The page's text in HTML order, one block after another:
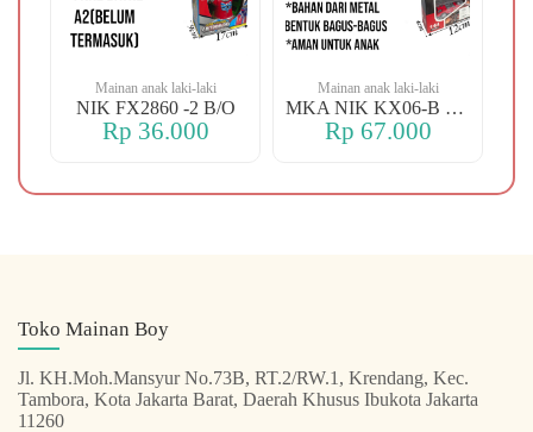
Mainan anak laki-laki
NIK FX2860 -2 B/O
Rp 36.000
Mainan anak laki-laki
MKA NIK KX06-B FREE
Rp 67.000
Toko Mainan Boy
Jl. KH.Moh.Mansyur No.73B, RT.2/RW.1, Krendang, Kec.
Tambora, Kota Jakarta Barat, Daerah Khusus Ibukota Jakarta
11260